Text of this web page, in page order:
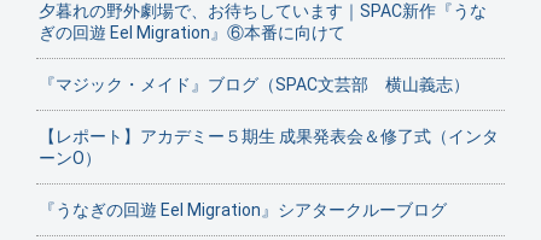
夕暮れの野外劇場で、お待ちしています｜SPAC新作『うな
ぎの回遊 Eel Migration』⑥本番に向けて
『マジック・メイド』ブログ（SPAC文芸部 横山義志）
【レポート】アカデミー５期生 成果発表会＆修了式（インタ
ーンO）
『うなぎの回遊 Eel Migration』シアタークルーブログ